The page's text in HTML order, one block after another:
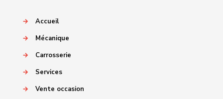
→
Accueil
→
Mécanique
→
Carrosserie
→
Services
→
Vente occasion